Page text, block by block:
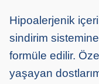
Hipoalerjenik
sindirim
formüle edilir.
yaşayan